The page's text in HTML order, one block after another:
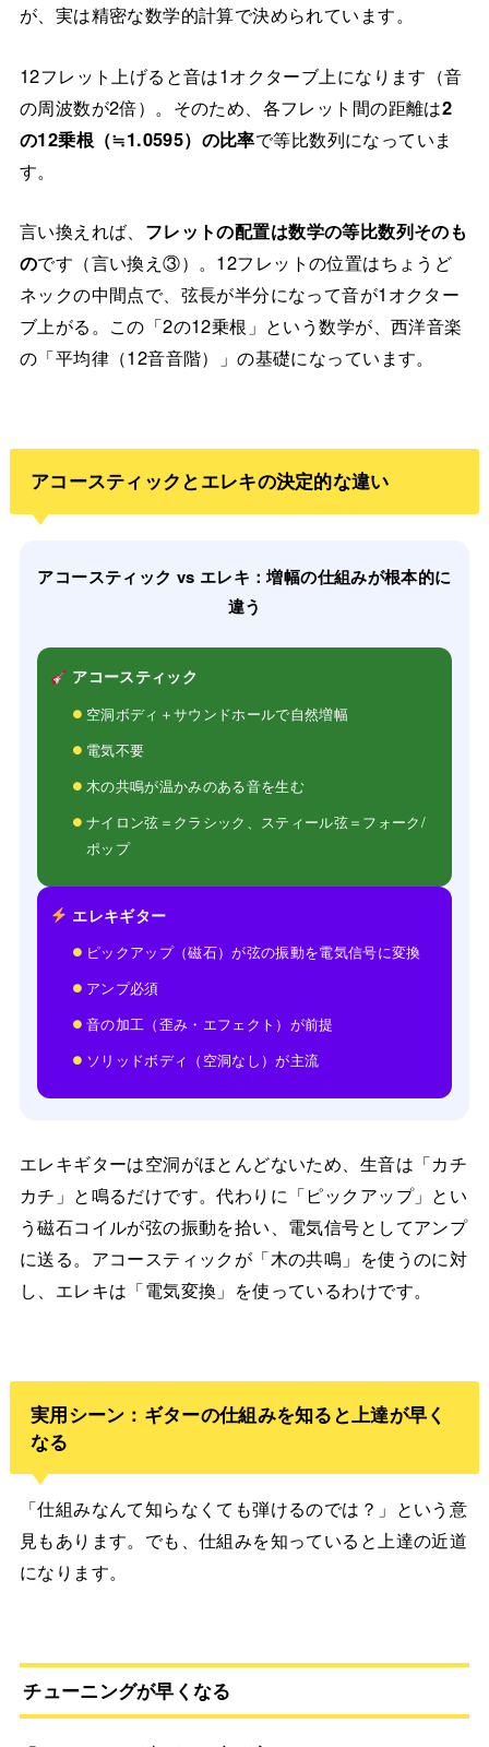
が、実は精密な数学的計算で決められています。
12フレット上げると音は1オクターブ上になります（音
の周波数が2倍）。そのため、各フレット間の距離は2
の12乗根（≒1.0595）の比率で等比数列になっていま
す。
言い換えれば、 フレットの配置は数学の等比数列そのも
のです（言い換え③）。12フレットの位置はちょうど
ネックの中間点で、弦長が半分になって音が1オクター
ブ上がる。この「2の12乗根」という数学が、西洋音楽
の「平均律（12音音階）」の基礎になっています。
アコースティックとエレキの決定的な違い
アコースティック vs エレキ：増幅の仕組みが根本的に
違う
アコースティック
空洞ボディ＋サウンドホールで自然増幅
電気不要
木の共鳴が温かみのある音を生む
ナイロン弦＝クラシック、スティール弦＝フォーク/
ポップ
エレキギター
ピックアップ（磁石）が弦の振動を電気信号に変換
アンプ必須
音の加工（歪み・エフェクト）が前提
ソリッドボディ（空洞なし）が主流
エレキギターは空洞がほとんどないため、生音は「カチ
カチ」と鳴るだけです。代わりに「ピックアップ」とい
う磁石コイルが弦の振動を拾い、電気信号としてアンプ
に送る。アコースティックが「木の共鳴」を使うのに対
し、エレキは「電気変換」を使っているわけです。
実用シーン：ギターの仕組みを知ると上達が早く
なる
「仕組みなんて知らなくても弾けるのでは？」という意
見もあります。でも、仕組みを知っていると上達の近道
になります。
チューニングが早くなる